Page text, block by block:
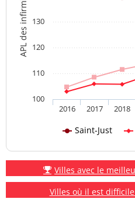
APL des infirmiers
Saint-Just
2016 2017 2018
100
110
120
130
Villes avec le
Villes où il est